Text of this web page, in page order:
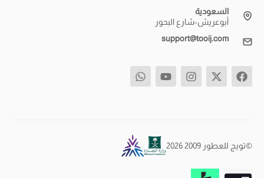
السعودية
أبوعريش-شارع البحور
support@tooij.com
©تويج للعطور 2009 2026